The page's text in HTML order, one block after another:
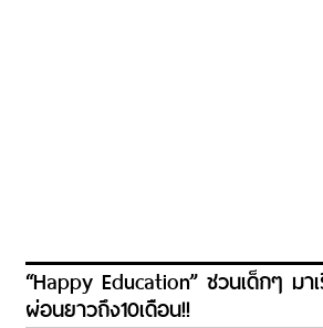
“Happy Education” ชวนเด็กๆ มา
ผ่อนยาวถึง10เดือน!!